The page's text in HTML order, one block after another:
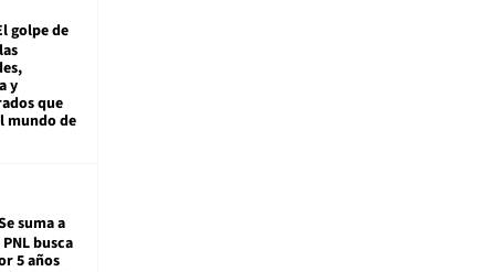
golpe de
y
que
mundo de
suma a
busca
5 años